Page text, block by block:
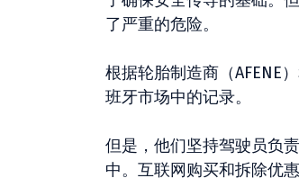
了严重的危险。
根据轮胎制造商（AFENE
班牙市场中的记录。
但是，他们坚持驾驶员负
中。互联网购买和拆除优